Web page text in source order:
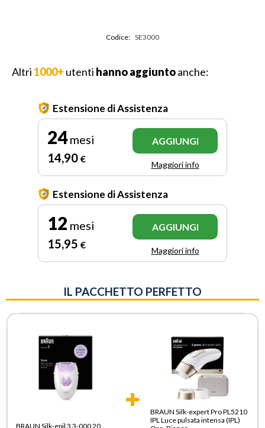
Codice: SE3000
Altri 1000+ utenti hanno aggiuntoanche:
Estensione di Assistenza
24mesi
14,90 €
AGGIUNGI
Maggiori info
Estensione di Assistenza
12 mesi
15,95 €
AGGIUNGI
Maggiori info
IL PACCHETTO PERFETTO
BRAUN Silk-epil 3 3-000 20
BRAUN Silk-expert Pro PL5210
IPL Luce pulsata intensa (IPL)